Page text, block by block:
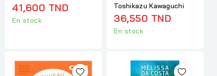
41,600 TND
En stock
Toshikazu Kawaguchi
36,550 TND
En stock